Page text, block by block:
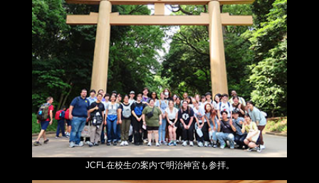
JCFL在校生の案内で明治神宮も参拝。